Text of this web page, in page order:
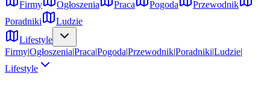
Firmy Ogłoszenia Praca Pogoda
Przewodnik
Poradniki
Ludzie
Lifestyle
Firmy|Ogłoszenia|Praca|Pogoda|Przewodnik|Poradniki|Ludzie|
Lifestyle